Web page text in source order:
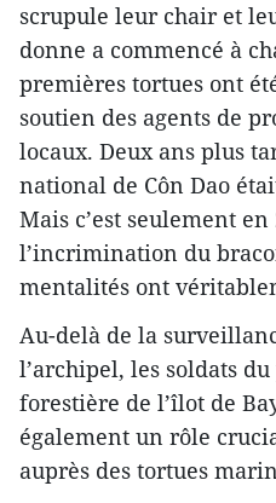
scrupule leur chair et
donne a commencé à
premières tortues ont
soutien des agents de
locaux. Deux ans plus
national de Côn Dao
Mais c’est seulement en
l’incrimination du
mentalités ont
Au-delà de la
l’archipel, les soldats
forestière de l’îlot de
également un rôle
auprès des tortues